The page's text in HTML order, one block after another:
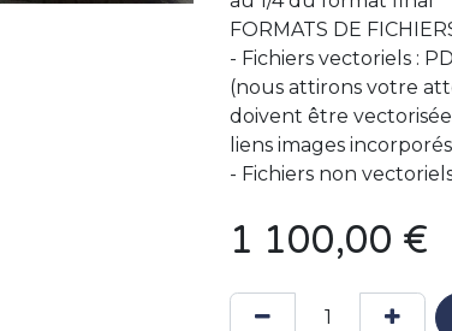
FORMATS DE
- Fichiers vectoriels :
(nous attirons votre
doivent être
liens images
- Fichiers non
1 100,00 €